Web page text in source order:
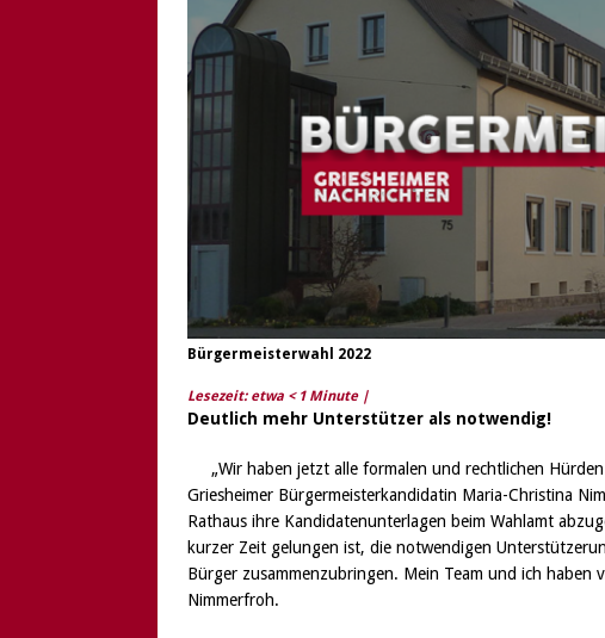
[ 6. August 2026 ] Die Lichter
Bürgermeisterwahl 2022
Lesezeit: etwa < 1 Minute |
Deutlich mehr Unterstützer als notwendig!
„Wir haben jetzt alle formalen und rechtlichen
Griesheimer Bürgermeisterkandidatin Maria-Christina
Rathaus ihre Kandidatenunterlagen beim Wahlamt
kurzer Zeit gelungen ist, die notwendigen
Bürger zusammenzubringen. Mein Team und ich haben
Nimmerfroh.